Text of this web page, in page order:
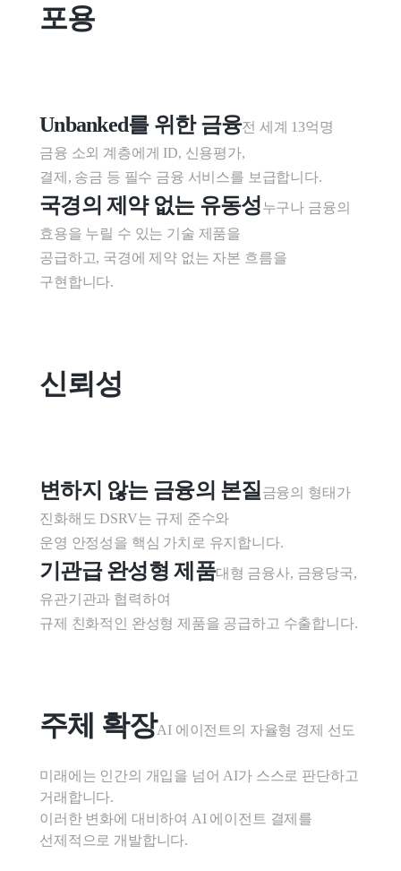
포용
Unbanked를 위한 금융전 세계 13억명
금융 소외 계층에게 ID, 신용평가,
결제, 송금 등 필수 금융 서비스를 보급합니다.
국경의 제약 없는 유동성누구나 금융의
효용을 누릴 수 있는 기술 제품을
공급하고, 국경에 제약 없는 자본 흐름을
구현합니다.
신뢰성
변하지 않는 금융의 본질 금융의 형태가
진화해도 DSRV는 규제 준수와
운영 안정성을 핵심 가치로 유지합니다.
기관급 완성형 제품대형 금융사, 금융당국,
유관기관과 협력하여
규제 친화적인 완성형 제품을 공급하고 수출합니다.
주체 확장AI 에이전트의 자율형 경제 선도
미래에는 인간의 개입을 넘어 AI가 스스로 판단하고
거래합니다.
이러한 변화에 대비하여 AI 에이전트 결제를
선제적으로 개발합니다.